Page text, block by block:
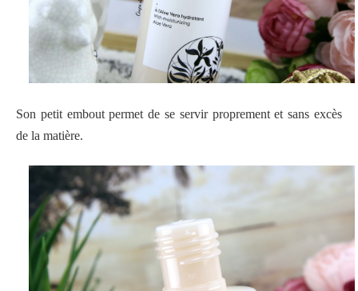
Son petit embout permet de se servir proprement et sans excès
de la matière.